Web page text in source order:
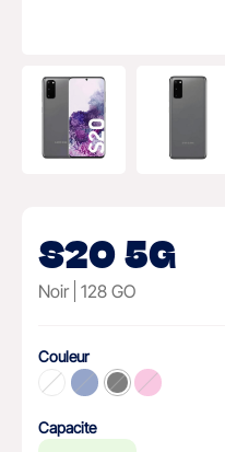
S20 5G
Noir 128 GO
Couleur
Capacite